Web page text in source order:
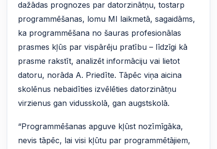
dažādas prognozes par datorzinātņu, tostarp
programmēšanas, lomu MI laikmetā, sagaidāms,
ka programmēšana no šauras profesionālas
prasmes kļūs par vispārēju pratību – līdzīgi kā
prasme rakstīt, analizēt informāciju vai lietot
datoru, norāda A. Priedīte. Tāpēc viņa aicina
skolēnus nebaidīties izvēlēties datorzinātņu
virzienus gan vidusskolā, gan augstskolā.
“Programmēšanas apguve kļūst nozīmīgāka,
nevis tāpēc, lai visi kļūtu par programmētājiem,